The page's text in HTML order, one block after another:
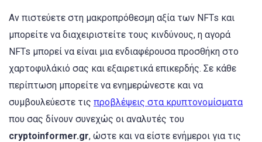
Αν πιστεύετε στη μακροπρόθεσμη αξία των NFTs και
μπορείτε να διαχειριστείτε τους κινδύνους, η αγορά
NFTs μπορεί να είναι μια ενδιαφέρουσα προσθήκη στο
χαρτοφυλάκιό σας και εξαιρετικά επικερδής. Σε κάθε
περίπτωση μπορείτε να ενημερώνεστε και να
συμβουλεύεστε τις προβλέψεις στα κρυπτονομίσματα
που σας δίνουν συνεχώς οι αναλυτές του
cryptoinformer.gr, ώστε και να είστε ενήμεροι για τις